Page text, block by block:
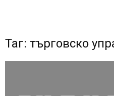
Таг: търговско